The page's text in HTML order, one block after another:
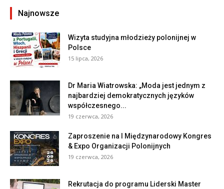
Najnowsze
Wizyta studyjna młodzieży polonijnej w
Polsce
15 lipca, 2026
Dr Maria Wiatrowska: „Moda jest jednym z
najbardziej demokratycznych języków
współczesnego...
19 czerwca, 2026
Zaproszenie na I Międzynarodowy Kongres
& Expo Organizacji Polonijnych
19 czerwca, 2026
Rekrutacja do programu Liderski Master